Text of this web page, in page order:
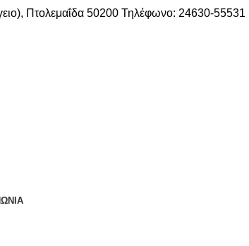
Πτολεμαΐδα 50200 Τηλέφωνο: 24630-55531